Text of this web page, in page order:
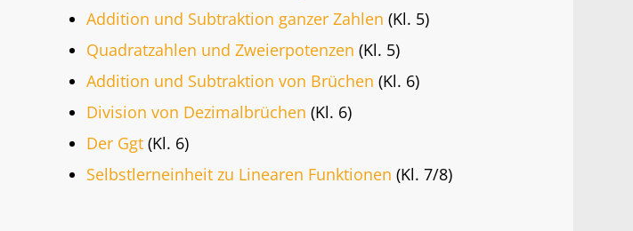
Addition und Subtraktion ganzer Zahlen (Kl. 5)
Quadratzahlen und Zweierpotenzen (Kl. 5)
Addition und Subtraktion von Brüchen (Kl. 6)
Division von Dezimalbrüchen (Kl. 6)
Der Ggt (Kl. 6)
Selbstlerneinheit zu Linearen Funktionen (Kl. 7/8)